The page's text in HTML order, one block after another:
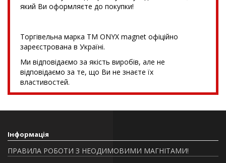
який Ви оформляєте до покупки!
Торгівельна марка TM ONYX magnet офіційно
зареєстрована в Україні.
Ми відповідаємо за якість виробів, але не
відповідаємо за те, що Ви не знаєте їх
властивостей.
Інформація
ПРАВИЛА РОБОТИ З НЕОДИМОВИМИ МАГНІТАМИ!